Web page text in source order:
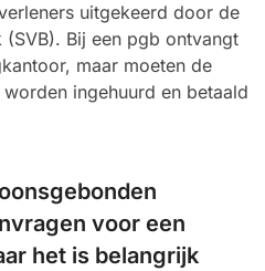
uitgekeerd door de
Bij een pgb ontvangt
maar moeten de
ingehuurd en betaald
voor een
het is belangrijk